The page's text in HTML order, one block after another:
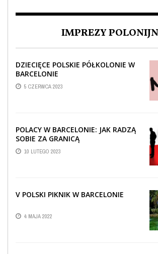
IMPREZY
DZIECIĘCE POLSKIE PÓŁKOLONIE W
BARCELONIE
5 CZERWCA 2023
POLACY W BARCELONIE: JAK RADZĄ
SOBIE ZA GRANICĄ
10 LUTEGO 2023
V POLSKI PIKNIK W BARCELONIE
4 MAJA 2022